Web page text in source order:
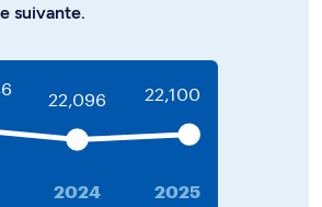
suivante.
22,096 22,100
2024 2025